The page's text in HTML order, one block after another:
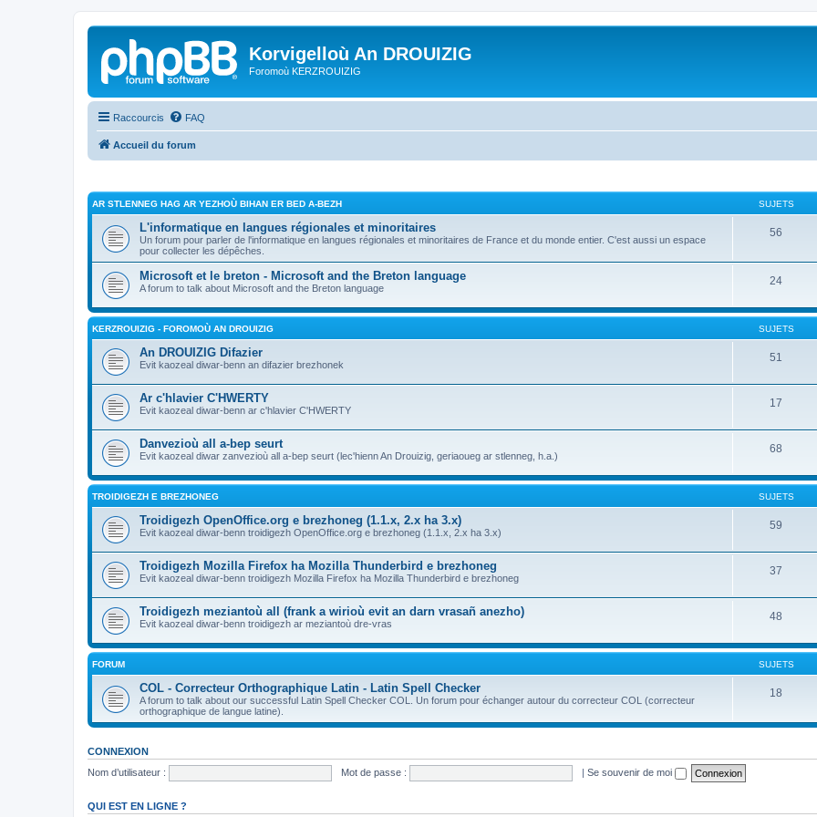
Korvigelloù An DROUIZIG
Foromoù KERZROUIZIG
Raccourcis FAQ
Accueil du forum
AR STLENNEG HAG AR YEZHOÙ BIHAN ER BED A-BEZH SUJETS
L'informatique en langues régionales et minoritaires
Un forum pour parler de l'informatique en langues régionales et minoritaires de France et du monde entier. C'est aussi un espace
pour collecter les dépêches.
56
Microsoft et le breton - Microsoft and the Breton language
A forum to talk about Microsoft and the Breton language
24
KERZROUIZIG - FOROMOÙ AN DROUIZIG SUJETS
An DROUIZIG Difazier
Evit kaozeal diwar-benn an difazier brezhonek
51
Ar c'hlavier C'HWERTY
Evit kaozeal diwar-benn ar c'hlavier C'HWERTY
17
Danvezioù all a-bep seurt
Evit kaozeal diwar zanvezioù all a-bep seurt (lec'hienn An Drouizig, geriaoueg ar stlenneg, h.a.)
68
TROIDIGEZH E BREZHONEG SUJETS
Troidigezh OpenOffice.org e brezhoneg (1.1.x, 2.x ha 3.x)
Evit kaozeal diwar-benn troidigezh OpenOffice.org e brezhoneg (1.1.x, 2.x ha 3.x)
59
Troidigezh Mozilla Firefox ha Mozilla Thunderbird e brezhoneg
Evit kaozeal diwar-benn troidigezh Mozilla Firefox ha Mozilla Thunderbird e brezhoneg
37
Troidigezh meziantoù all (frank a wirioù evit an darn vrasañ anezho)
Evit kaozeal diwar-benn troidigezh ar meziantoù dre-vras
48
FORUM SUJETS
COL - Correcteur Orthographique Latin - Latin Spell Checker
A forum to talk about our successful Latin Spell Checker COL. Un forum pour échanger autour du correcteur COL (correcteur
orthographique de langue latine).
18
CONNEXION
Nom d’utilisateur :
Mot de passe : | Se souvenir de moi
QUI EST EN LIGNE ?